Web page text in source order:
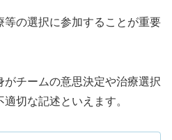
等の選択に参加することが重要
チームの意思決定や治療選択
切な記述といえます。